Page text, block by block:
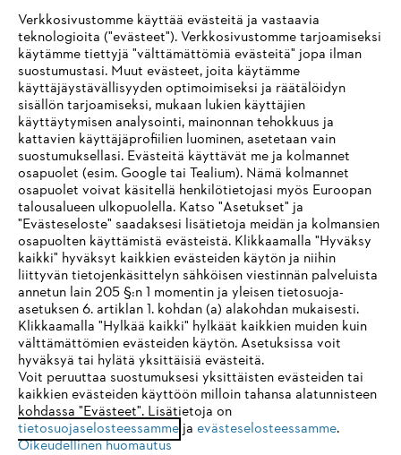
Palvelut
Yleiset ehdot Tietosuojakäytäntö Impressum
Evästeet Takuuehdot Oikeudelliset tiedot
Andreas Stihl Oy
Koivupuistontie 10 B
01510 Vantaa
IHR BROWSER WIRD NICHT
UNTERSTÜTZT
Sie nutzen einen Browser, den wir noch nicht unterstützen. Für
eine optimale Nutzung unserer Seite empfehlen wir Ihnen, zu
einem der folgenden Browser zu wechseln:
Verkkosivustomme käyttää evästeitä ja vastaavia
teknologioita ("evästeet"). Verkkosivustomme tarjoamiseksi
käytämme tiettyjä "välttämättömiä evästeitä" jopa ilman
suostumustasi. Muut evästeet, joita käytämme
käyttäjäystävällisyyden optimoimiseksi ja räätälöidyn
sisällön tarjoamiseksi, mukaan lukien käyttäjien
käyttäytymisen analysointi, mainonnan tehokkuus ja
kattavien käyttäjäprofiilien luominen, asetetaan vain
suostumuksellasi. Evästeitä käyttävät me ja kolmannet
osapuolet (esim. Google tai Tealium). Nämä kolmannet
osapuolet voivat käsitellä henkilötietojasi myös Euroopan
talousalueen ulkopuolella. Katso "Asetukset" ja
"Evästeseloste" saadaksesi lisätietoja meidän ja kolmansien
osapuolten käyttämistä evästeistä. Klikkaamalla "Hyväksy
kaikki" hyväksyt kaikkien evästeiden käytön ja niihin
liittyvän tietojenkäsittelyn sähköisen viestinnän palveluista
annetun lain 205 §:n 1 momentin ja yleisen tietosuoja-
asetuksen 6. artiklan 1. kohdan (a) alakohdan mukaisesti.
Klikkaamalla "Hylkää kaikki" hylkäät kaikkien muiden kuin
välttämättömien evästeiden käytön. Asetuksissa voit
hyväksyä tai hylätä yksittäisiä evästeitä.
Voit peruuttaa suostumuksesi yksittäisten evästeiden tai
kaikkien evästeiden käyttöön milloin tahansa alatunnisteen
kohdassa "Evästeet". Lisätietoja on
tietosuojaselosteessammeja evästeselosteessamme.
Oikeudellinen huomautus